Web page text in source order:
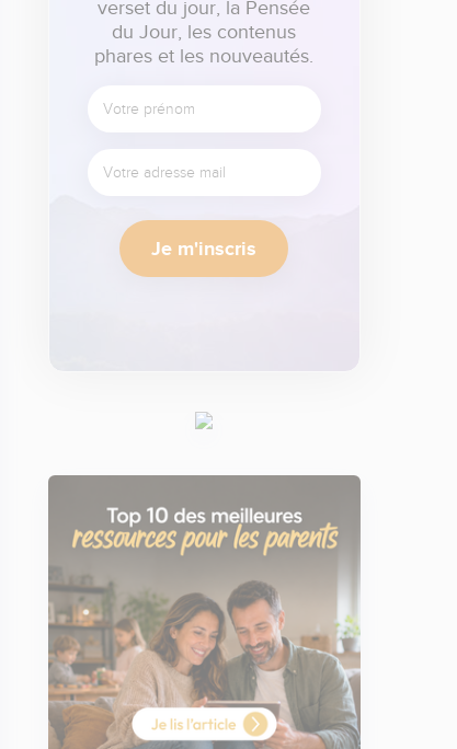
verset du jour, la Pensée
du Jour, les contenus
phares et les nouveautés.
Je m'inscris